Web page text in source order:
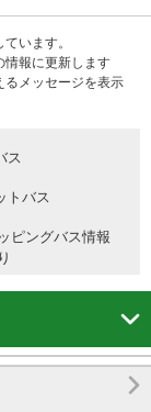
います。
情報に更新します
るメッセージを表示
ス
トバス
ピングバス情報

